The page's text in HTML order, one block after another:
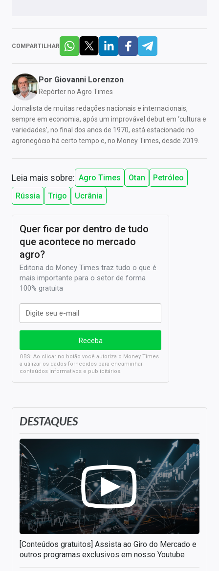
COMPARTILHAR
Por Giovanni Lorenzon
Repórter no Agro Times
Jornalista de muitas redações nacionais e internacionais,
sempre em economia, após um improvável debut em ‘cultura e
variedades’, no final dos anos de 1970, está estacionado no
agronegócio há certo tempo e, no Money Times, desde 2019.
Leia mais sobre: Agro Times Otan
Petróleo
Rússia
Trigo Ucrânia
DESTAQUES
[Conteúdos gratuitos] Assista ao Giro do Mercado e
outros programas exclusivos em nosso Youtube
Quer ficar por dentro de tudo
que acontece no mercado
agro?
Editoria do Money Times traz tudo o que é
mais importante para o setor de forma
100% gratuita
OBS: Ao clicar no botão você autoriza o Money Times
a utilizar os dados fornecidos para encaminhar
conteúdos informativos e publicitários.